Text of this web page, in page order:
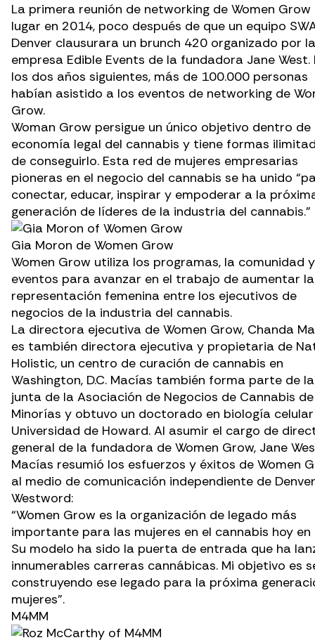
La primera reunión de networking de Women
lugar en 2014, poco después de que un equipo
Denver clausurara un brunch 420 organizado por la
empresa Edible Events de la fundadora Jane West.
los dos años siguientes, más de 100.000 personas
habían asistido a los eventos de networking de
Grow.
Woman Grow persigue un único objetivo dentro de
economía legal del cannabis y tiene formas
de conseguirlo. Esta red de mujeres empresarias
pioneras en el negocio del cannabis se ha unido
conectar, educar, inspirar y empoderar a la
generación de líderes de la industria del cannabis.”
Gia Moron de Women Grow
Women Grow utiliza los programas, la comunidad
eventos para avanzar en el trabajo de aumentar la
representación femenina entre los ejecutivos de
negocios de la industria del cannabis.
La directora ejecutiva de Women Grow, Chanda
es también directora ejecutiva y propietaria de
Holistic, un centro de curación de cannabis en
Washington, D.C. Macías también forma parte de la
junta de la Asociación de Negocios de Cannabis de
Minorías y obtuvo un doctorado en biología
Universidad de Howard. Al asumir el cargo de
general de la fundadora de Women Grow, Jane
Macías resumió los esfuerzos y éxitos de Women
al medio de comunicación independiente de Denver
Westword:
“Women Grow es la organización de legado más
importante para las mujeres en el cannabis hoy en
Su modelo ha sido la puerta de entrada que ha
innumerables carreras cannábicas. Mi objetivo es
construyendo ese legado para la próxima
mujeres”.
M4MM